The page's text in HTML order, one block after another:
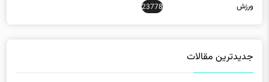
ورزش 23778
جدیدترین مقالات